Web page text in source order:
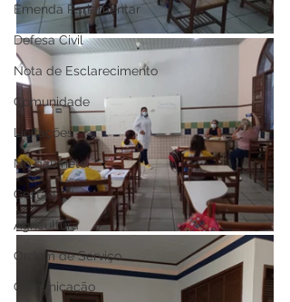
Emenda Parlamentar
Defesa Civil
Nota de Esclarecimento
Comunidade
Licitações
No gabinete
Gestão
Agricultura
Ordem de Serviço
Comunicação